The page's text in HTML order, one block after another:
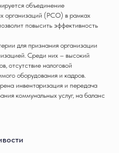
объединение
организаций (РСО) в рамках
повысить эффективность
для признания организации
Среди них – высокий
отсутствие налоговой
оборудования и кадров.
инвентаризация и передача
коммунальных услуг, на баланс